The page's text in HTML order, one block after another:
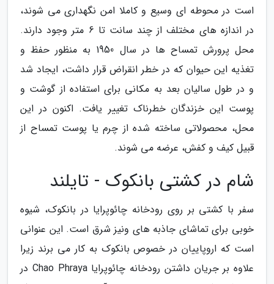
است در محوطه ای وسیع و کاملا امن نگهداری می شوند،
در اندازه های مختلف از چند سانت تا 6 متر وجود دارند.
محل پرورش تمساح ها در سال 1950 به منظور حفظ و
تغذیه این حیوان که در خطر انقراض قرار داشت، ایجاد شد
و در طول سالیان بعد به مکانی برای استفاده از گوشت و
پوست این خزندگان خطرناک تغییر یافت. اکنون در این
محل، محصولاتی ساخته شده از چرم یا پوست تمساح از
قبیل کیف و کفش، عرضه می شوند.
شام در کشتی بانکوک - تایلند
سفر با کشتی بر روی رودخانه چائوپرایا در بانکوک، شیوه
خوبی برای تماشای جاذبه های ونیز شرق است. این عنوانی
است که اروپاییان در خصوص بانکوک به کار می برند زیرا
علاوه بر جریان داشتن رودخانه چائوپرایا Chao Phraya در